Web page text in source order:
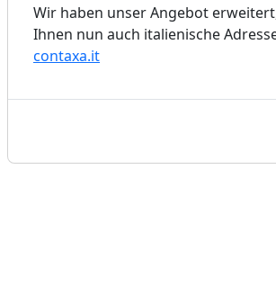
Wir haben unser Angebot
Ihnen nun auch italienische
contaxa.it